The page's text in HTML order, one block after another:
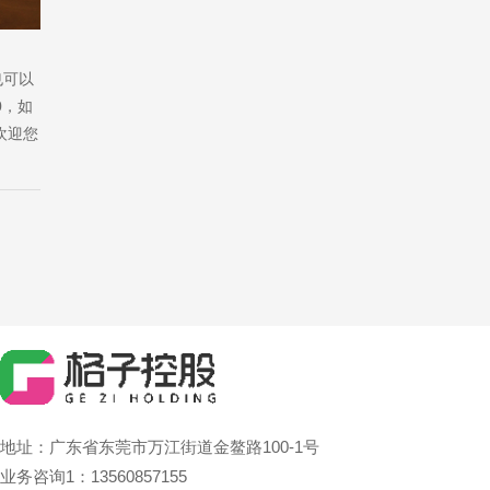
以
如
迎您
地址：广东省东莞市万江街道金鳌路100-1号
业务咨询1：13560857155